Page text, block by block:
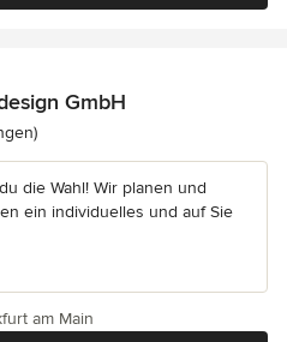
GmbH
5 von 5 Sternen
die Wahl! Wir planen und
ein individuelles und auf Sie
am Main